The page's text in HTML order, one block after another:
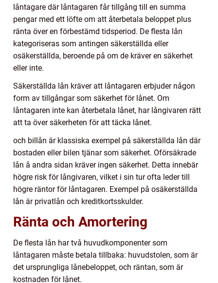
låntagare där låntagaren får tillgång till en summa
pengar med ett löfte om att återbetala beloppet plus
ränta över en förbestämd tidsperiod. De flesta lån
kategoriseras som antingen säkerställda eller
osäkerställda, beroende på om de kräver en säkerhet
eller inte.
Säkerställda lån kräver att låntagaren erbjuder någon
form av tillgångar som säkerhet för lånet. Om
låntagaren inte kan återbetala lånet, har långivaren rätt
att ta över säkerheten för att täcka lånet.
och billån är klassiska exempel på säkerställda lån där
bostaden eller bilen tjänar som säkerhet. Oförsäkrade
lån å andra sidan kräver ingen säkerhet. Detta innebär
högre risk för långivaren, vilket i sin tur ofta leder till
högre räntor för låntagaren. Exempel på osäkerställda
lån är privatlån och kreditkortsskulder.
Ränta och Amortering
De flesta lån har två huvudkomponenter som
låntagaren måste betala tillbaka: huvudstolen, som är
det ursprungliga lånebeloppet, och räntan, som är
kostnaden för lånet.